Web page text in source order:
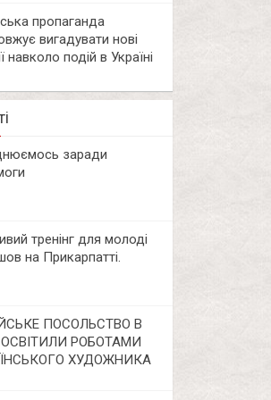
пропаганда
вигадувати нові
навколо подій в Україні
заради
тренінг для молоді
на Прикарпатті.
ПОСОЛЬСТВО В
РОБОТАМИ
ХУДОЖНИКА